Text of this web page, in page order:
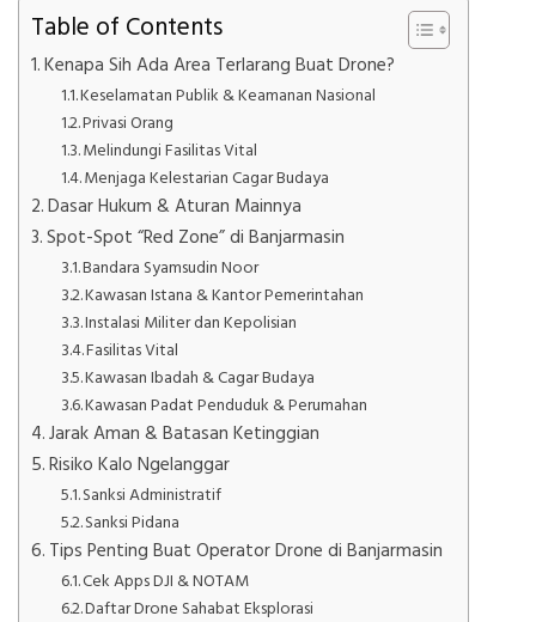
Table of Contents
Kenapa Sih Ada Area Terlarang Buat Drone?
Keselamatan Publik & Keamanan Nasional
Privasi Orang
Melindungi Fasilitas Vital
Menjaga Kelestarian Cagar Budaya
Dasar Hukum & Aturan Mainnya
Spot-Spot “Red Zone” di Banjarmasin
Bandara Syamsudin Noor
Kawasan Istana & Kantor Pemerintahan
Instalasi Militer dan Kepolisian
Fasilitas Vital
Kawasan Ibadah & Cagar Budaya
Kawasan Padat Penduduk & Perumahan
Jarak Aman & Batasan Ketinggian
Risiko Kalo Ngelanggar
Sanksi Administratif
Sanksi Pidana
Tips Penting Buat Operator Drone di Banjarmasin
Cek Apps DJI & NOTAM
Daftar Drone Sahabat Eksplorasi